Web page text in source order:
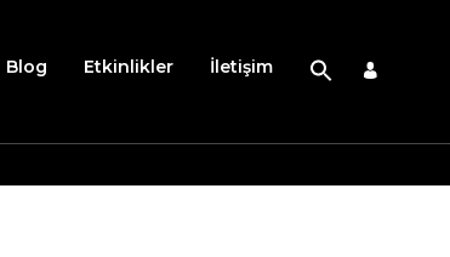
Blog Etkinlikler İletişim